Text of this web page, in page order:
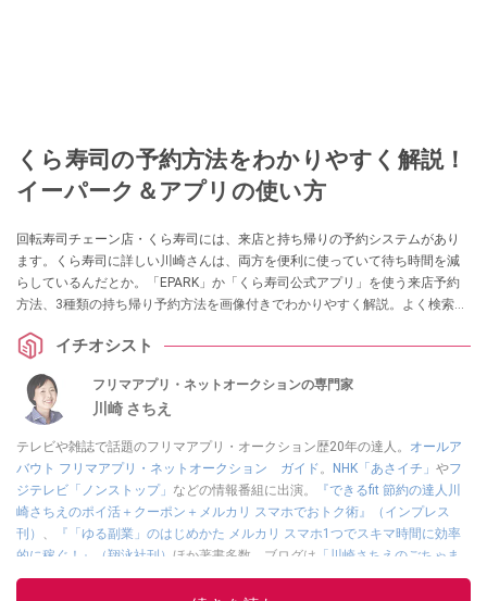
くら寿司の予約方法をわかりやすく解説！
イーパーク＆アプリの使い方
回転寿司チェーン店・くら寿司には、来店と持ち帰りの予約システムがあり
ます。くら寿司に詳しい川崎さんは、両方を便利に使っていて待ち時間を減
らしているんだとか。「EPARK」か「くら寿司公式アプリ」を使う来店予約
方法、3種類の持ち帰り予約方法を画像付きでわかりやすく解説。よく検索さ
イチオシスト
フリマアプリ・ネットオークションの専門家
川崎 さちえ
テレビや雑誌で話題のフリマアプリ・オークション歴20年の達人。 オールア
バウト フリマアプリ・ネットオークション ガイド。 NHK「あさイチ」 やフ
ジテレビ「ノンストップ」 などの情報番組に出演。
『できるfit 節約の達人川
崎さちえのポイ活＋クーポン＋メルカリ スマホでおトク術』（インプレス
刊） 、
『「ゆる副業」のはじめかた メルカリ スマホ1つでスキマ時間に効率
的に稼ぐ！』（翔泳社刊） ほか著書多数。ブログは 「川崎さちえのごちゃま
ぜ日記」。